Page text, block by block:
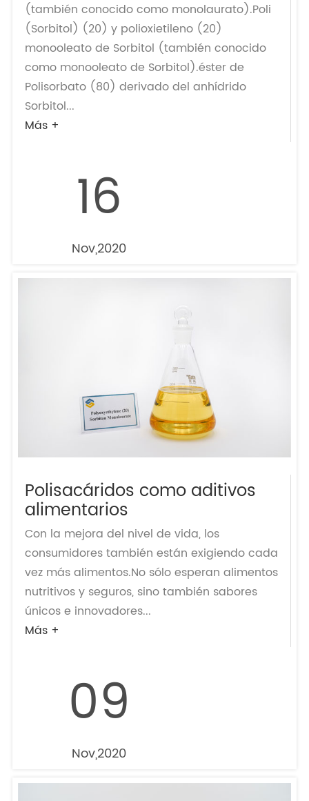
(también conocido como monolaurato).Poli
(Sorbitol) (20) y polioxietileno (20)
monooleato de Sorbitol (también conocido
como monooleato de Sorbitol).éster de
Polisorbato (80) derivado del anhídrido
Sorbitol...
Más +
16
Nov,2020
Polisacáridos como aditivos
alimentarios
Con la mejora del nivel de vida, los
consumidores también están exigiendo cada
vez más alimentos.No sólo esperan alimentos
nutritivos y seguros, sino también sabores
únicos e innovadores...
Más +
09
Nov,2020